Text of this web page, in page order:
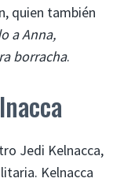
quien también
a Anna,
borracha.
Jedi Kelnacca,
Kelnacca